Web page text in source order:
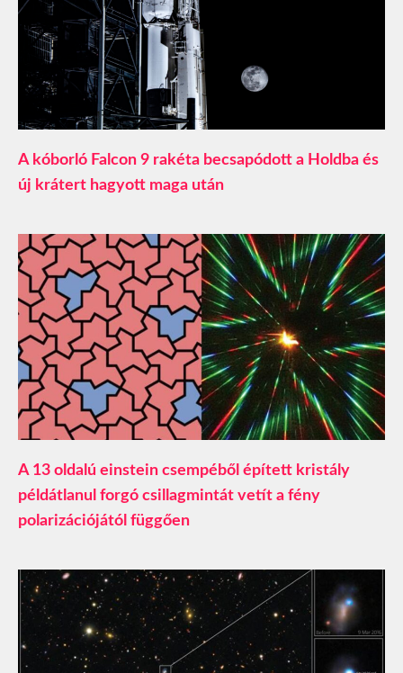
A kóborló Falcon 9 rakéta becsapódott a Holdba és
új krátert hagyott maga után
A 13 oldalú einstein csempéből épített kristály
példátlanul forgó csillagmintát vetít a fény
polarizációjától függően